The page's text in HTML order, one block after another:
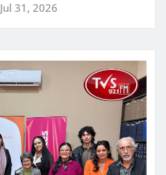
Jul 31, 2026